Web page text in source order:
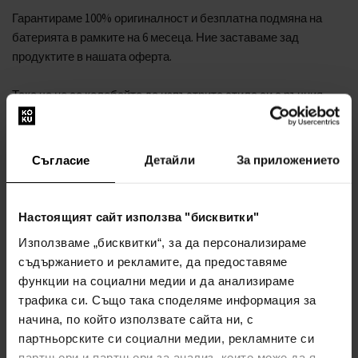
Съгласие Детайли За приложението
Настоящият сайт използва "бисквитки"
Използваме „бисквитки“, за да персонализираме
съдържанието и рекламите, да предоставяме
функции на социални медии и да анализираме
трафика си. Също така споделяме информация за
начина, по който използвате сайта ни, с
партньорските си социални медии, рекламните си
Гарантираме 100% оригиналност и безплатна подмяна на
батерията в рамките на 6 месеца. Ние заставаме зад
продуктите в нашата оферта.
Така че не се колебайте да изпъстрите стила си с ръчния
часовник
Wenger 01.0643.129 Seaforce - Мъжки часовник.
Серия на производителя: Seaforce Chronograph 43mm
20ATM
Механизъм: Батерия (кварц)
Етикет на механизъм: Swiss Made
Цвят на циферблата: Сив
Дисплей: Аналогов
Водоустойчивост: 20
Безел: обратно на часовниковата стрелка, Въртящ се
Покритие: Матово, Полирано
Цвят на корпуса: Сив